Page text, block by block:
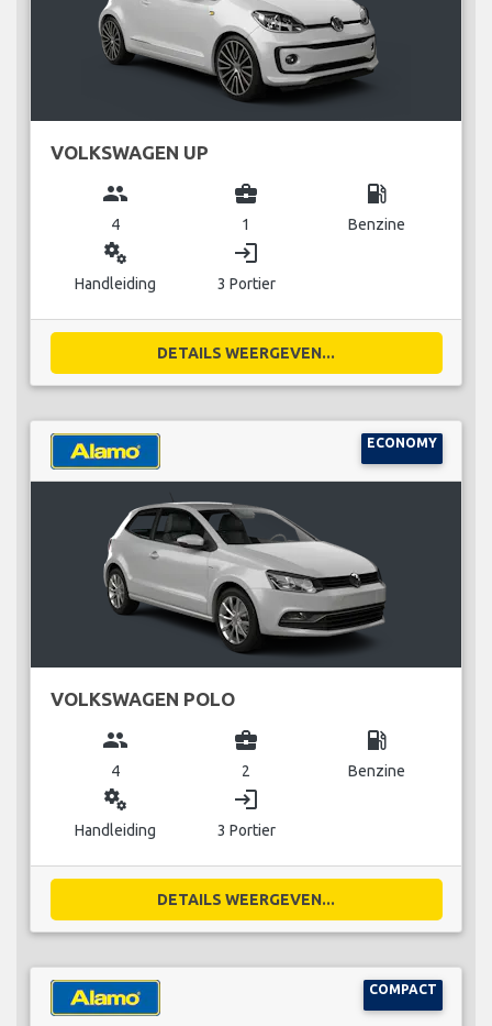
VOLKSWAGEN UP
group
4
business_center
1
local_gas_station
Benzine
miscellaneous_services
Handleiding
login
3 Portier
DETAILS WEERGEVEN...
ECONOMY
VOLKSWAGEN POLO
group
4
business_center
2
local_gas_station
Benzine
miscellaneous_services
Handleiding
login
3 Portier
DETAILS WEERGEVEN...
COMPACT